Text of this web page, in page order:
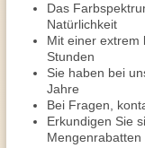
Das
Natürlichkeit
Mit einer extrem
Stunden
Sie haben bei
Jahre
Bei Fragen,
Erkundigen Sie
Mengenrabatten